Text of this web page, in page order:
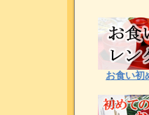
お食い初